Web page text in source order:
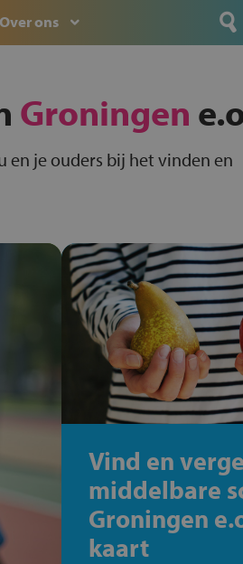
Over ons
Groningen
en je ouders bij het vinden en
Vind en
middelbare
Groningen
kaart